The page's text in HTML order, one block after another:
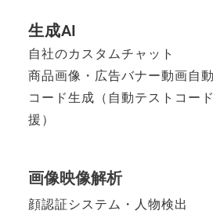
生成AI
自社のカスタムチャット
商品画像・広告バナー動画自
コード生成（自動テストコー
援）
画像映像解析
顔認証システム・人物検出